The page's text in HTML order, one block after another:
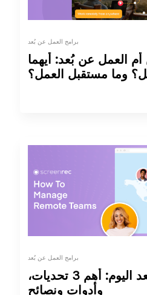
برامج العمل عن بُعد
أم العمل عن بُعد: أيهما
وما مستقبل العمل؟
برامج العمل عن بُعد
إدارة الفرق عن بُعد اليوم: أهم 3 تحديات،
وأدوات ونصائح